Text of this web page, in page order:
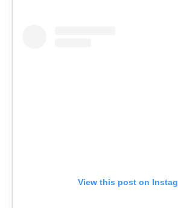
View this post on